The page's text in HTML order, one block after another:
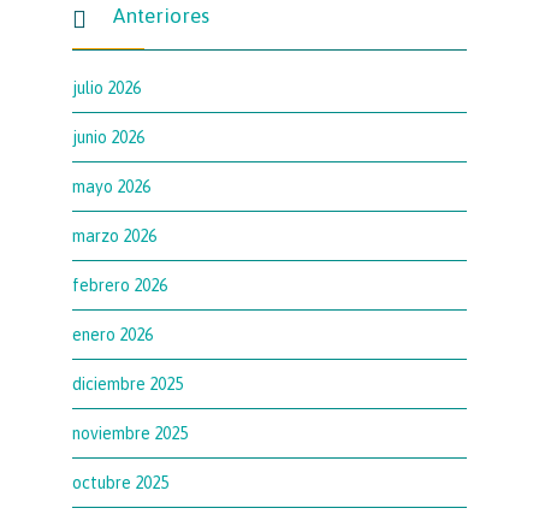
 Anteriores
julio 2026
junio 2026
mayo 2026
marzo 2026
febrero 2026
enero 2026
diciembre 2025
noviembre 2025
octubre 2025